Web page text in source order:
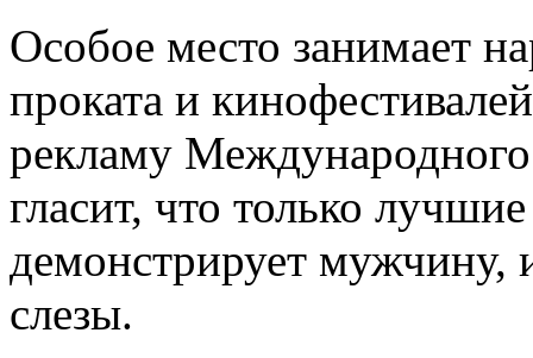
Особое место занимает
проката и
рекламу
гласит, что только
демонстрирует мужчину,
слезы.